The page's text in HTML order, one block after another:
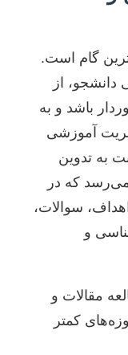
گام است.
از
باشد و به
آموزشی
به تدوین
که در
سوالات،
و
مقالات و
کمتر